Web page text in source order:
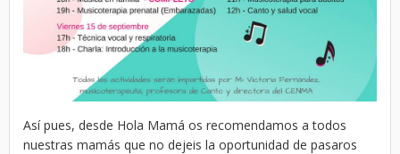
Así pues, desde Hola Mamá os recomendamos a todos
nuestras mamás que no dejeis la oportunidad de pasaros